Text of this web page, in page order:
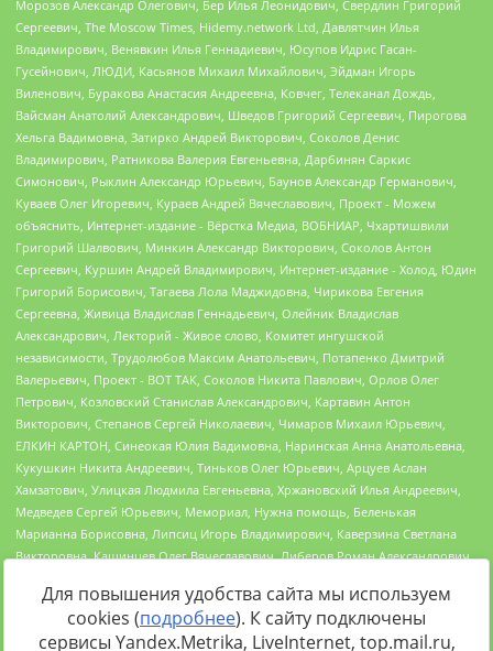
Для повышения удобства сайта мы используем
cookies (подробнее). К сайту подключены
сервисы Yandex.Metrika, LiveInternet, top.mail.ru,